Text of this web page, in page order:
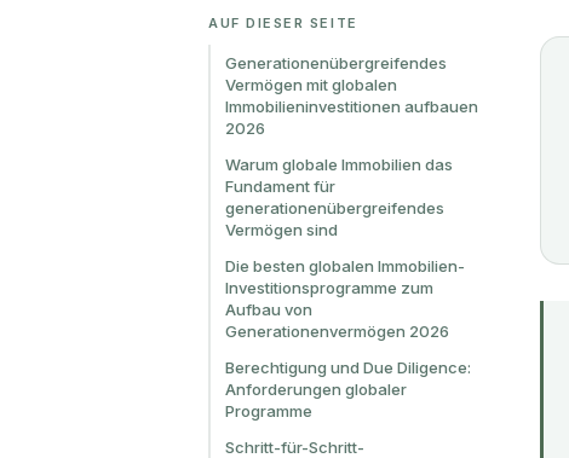
AUF DIESER SEITE
Generationenübergreifendes
Vermögen mit globalen
Immobilieninvestitionen aufbauen
2026
Warum globale Immobilien das
Fundament für
generationenübergreifendes
Vermögen sind
Die besten globalen Immobilien-
Investitionsprogramme zum
Aufbau von
Generationenvermögen 2026
Berechtigung und Due Diligence:
Anforderungen globaler
Programme
Schritt-für-Schritt-